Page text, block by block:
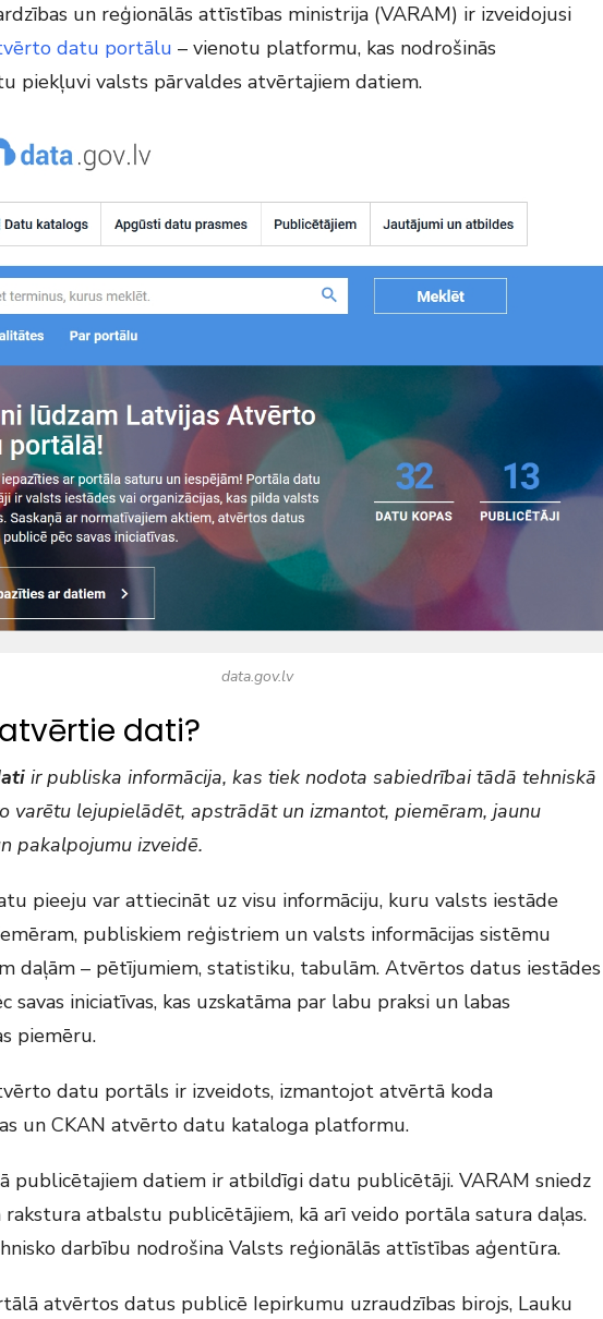
un reģionālās attīstības ministrija (VARAM) ir izveidojusi
datu portālu – vienotu platformu, kas nodrošinās
piekļuvi valsts pārvaldes atvērtajiem datiem.
data.gov.lv
dati?
ir publiska informācija, kas tiek nodota sabiedrībai tādā tehniskā
varētu lejupielādēt, apstrādāt un izmantot, piemēram, jaunu
pakalpojumu izveidē.
pieeju var attiecināt uz visu informāciju, kuru valsts iestāde
publiskiem reģistriem un valsts informācijas sistēmu
daļām – pētījumiem, statistiku, tabulām. Atvērtos datus iestādes
savas iniciatīvas, kas uzskatāma par labu praksi un labas
piemēru.
datu portāls ir izveidots, izmantojot atvērtā koda
un CKAN atvērto datu kataloga platformu.
publicētajiem datiem ir atbildīgi datu publicētāji. VARAM sniedz
rakstura atbalstu publicētājiem, kā arī veido portāla satura daļas.
darbību nodrošina Valsts reģionālās attīstības aģentūra.
atvērtos datus publicē Iepirkumu uzraudzības birojs, Lauku